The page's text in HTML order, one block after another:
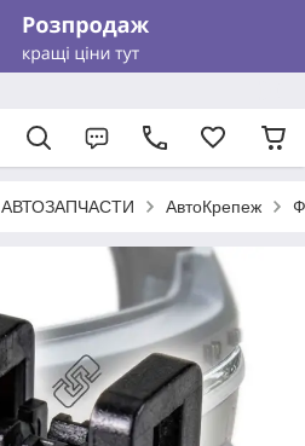
АВТОЗАПЧАСТИ АвтоКрепеж